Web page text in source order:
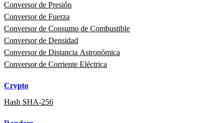
Conversor de Presión
Conversor de Fuerza
Conversor de Consumo de Combustible
Conversor de Densidad
Conversor de Distancia Astronómica
Conversor de Corriente Eléctrica
Crypto
Hash SHA-256